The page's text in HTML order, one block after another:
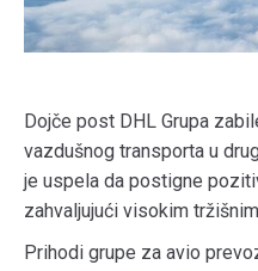
Dojče post DHL Grupa
vazdušnog transporta u
je uspela da postigne
zahvaljujući visokim
Prihodi grupe za avio